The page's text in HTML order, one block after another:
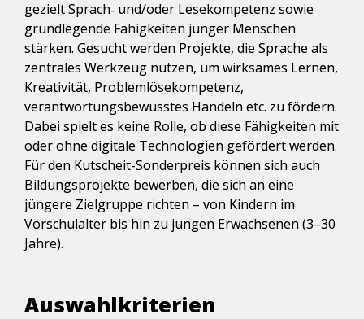
gezielt Sprach‑ und/oder Lesekompetenz sowie
grundlegende Fähigkeiten junger Menschen
stärken. Gesucht werden Projekte, die Sprache als
zentrales Werkzeug nutzen, um wirksames Lernen,
Kreativität, Problemlösekompetenz,
verantwortungsbewusstes Handeln etc. zu fördern.
Dabei spielt es keine Rolle, ob diese Fähigkeiten mit
oder ohne digitale Technologien gefördert werden.
Für den Kutscheit-Sonderpreis können sich auch
Bildungsprojekte bewerben, die sich an eine
jüngere Zielgruppe richten – von Kindern im
Vorschulalter bis hin zu jungen Erwachsenen (3–30
Jahre).
Auswahlkriterien